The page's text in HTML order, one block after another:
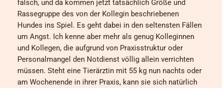
falsch, und da kommen jetzt tatsächlich Größe und
Rassegruppe des von der Kollegin beschriebenen
Hundes ins Spiel. Es geht dabei in den seltensten Fällen
um Angst. Ich kenne aber mehr als genug Kolleginnen
und Kollegen, die aufgrund von Praxisstruktur oder
Personalmangel den Notdienst völlig allein verrichten
müssen. Steht eine Tierärztin mit 55 kg nun nachts oder
am Wochenende in ihrer Praxis, kann sie sich natürlich